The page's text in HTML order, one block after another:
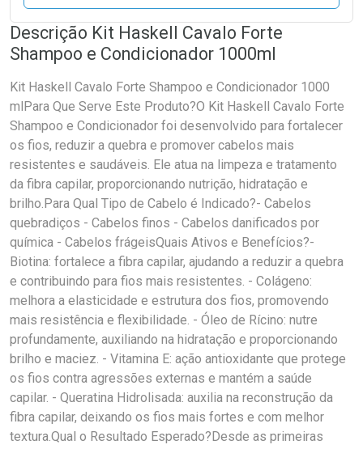
Descrição Kit Haskell Cavalo Forte
Shampoo e Condicionador 1000ml
Kit Haskell Cavalo Forte Shampoo e Condicionador 1000
mlPara Que Serve Este Produto?O Kit Haskell Cavalo Forte
Shampoo e Condicionador foi desenvolvido para fortalecer
os fios, reduzir a quebra e promover cabelos mais
resistentes e saudáveis. Ele atua na limpeza e tratamento
da fibra capilar, proporcionando nutrição, hidratação e
brilho.Para Qual Tipo de Cabelo é Indicado?- Cabelos
quebradiços - Cabelos finos - Cabelos danificados por
química - Cabelos frágeisQuais Ativos e Benefícios?-
Biotina: fortalece a fibra capilar, ajudando a reduzir a quebra
e contribuindo para fios mais resistentes. - Colágeno:
melhora a elasticidade e estrutura dos fios, promovendo
mais resistência e flexibilidade. - Óleo de Rícino: nutre
profundamente, auxiliando na hidratação e proporcionando
brilho e maciez. - Vitamina E: ação antioxidante que protege
os fios contra agressões externas e mantém a saúde
capilar. - Queratina Hidrolisada: auxilia na reconstrução da
fibra capilar, deixando os fios mais fortes e com melhor
textura.Qual o Resultado Esperado?Desde as primeiras